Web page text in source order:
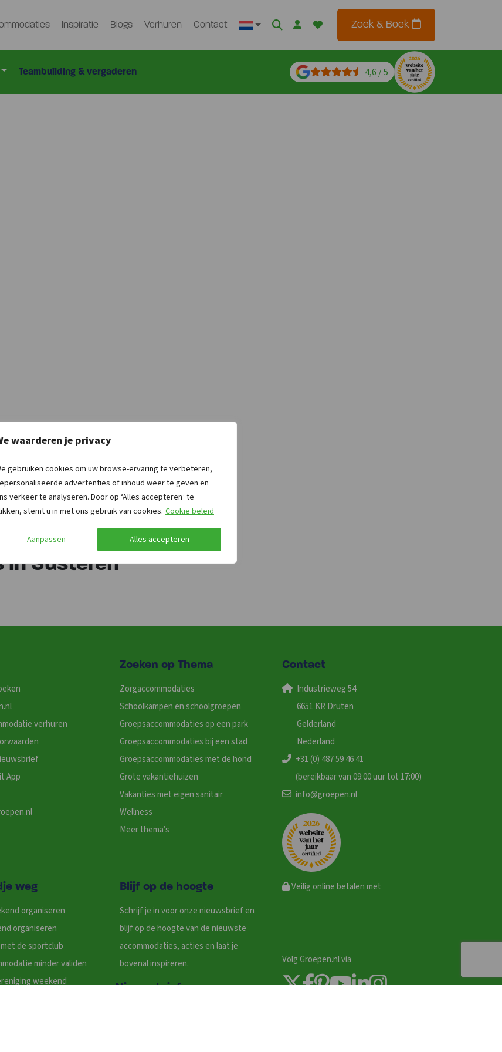
waarderen je privacy
gebruiken cookies om uw browse-ervaring te verbeteren,
advertenties of inhoud weer te geven en
verkeer te analyseren. Door op ‘Alles accepteren’ te
stemt u in met ons gebruik van cookies. Cookie beleid
Aanpassen Alles accepteren
Inspiratie Blogs Verhuren Contact Zoek & Boek
Teambuilding & vergaderen 4,6 / 5
in Susteren
verhuren
App
Zoeken op Thema
Zorgaccommodaties
Schoolkampen en schoolgroepen
Groepsaccommodaties op een park
Groepsaccommodaties bij een stad
Groepsaccommodaties met de hond
Grote vakantiehuizen
Vakanties met eigen sanitair
Wellness
Meer thema’s
Contact
Industrieweg 54
6651 KR Druten
Gelderland
Nederland
+31 (0) 487 59 46 41
(bereikbaar van 09:00 uur tot 17:00)
info@groepen.nl
weg
organiseren
organiseren
de sportclub
minder validen
weekend
Blijf op de hoogte
Schrijf je in voor onze nieuwsbrief en
blijf op de hoogte van de nieuwste
accommodaties, acties en laat je
bovenal inspireren.
Nieuwsbrief
Veilig online betalen met
Volg Groepen.nl via